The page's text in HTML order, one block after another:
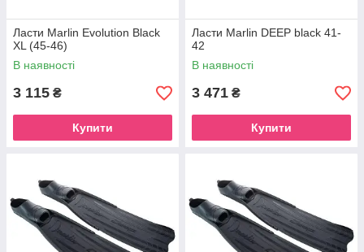
Ласти Marlin Evolution Black
XL (45-46)
В наявності
3 115 ₴
Купити
Ласти Marlin DEEP black 41-
42
В наявності
3 471 ₴
Купити